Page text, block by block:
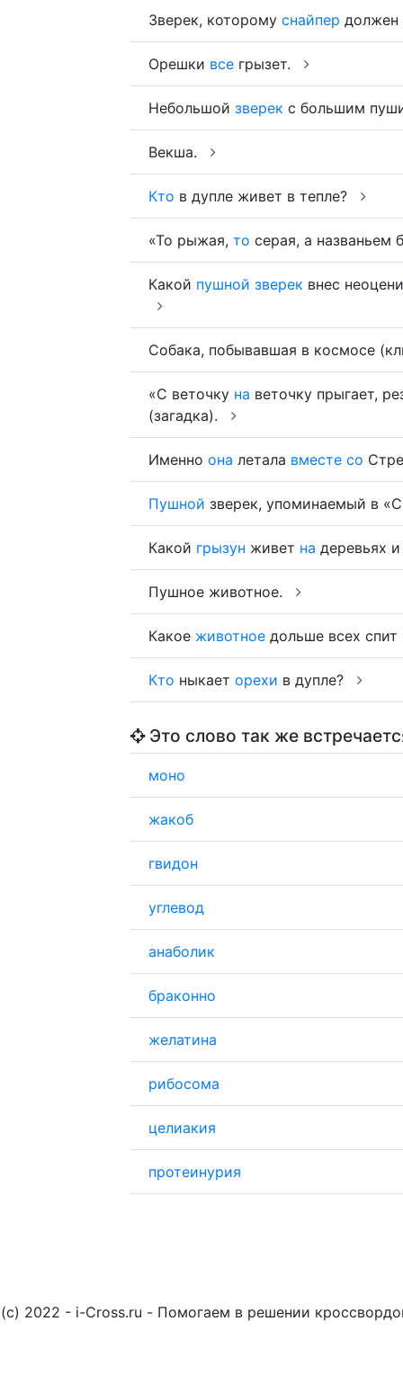
Зверек, которому снайпер должен
Орешки все грызет.
Небольшой зверек с большим
Векша.
Кто в дупле живет в тепле?
«То рыжая, то серая, а названьем
Какой пушной зверек внес
Собака, побывавшая в космосе
«С веточку на веточку прыгает,
(загадка).
Именно она летала вместе со
Пушной зверек, упоминаемый в
Какой грызун живет на деревьях
Пушное животное.
Какое животное дольше всех
Кто ныкает орехи в дупле?
Это слово так же
моно
жакоб
гвидон
углевод
анаболик
браконно
желатина
рибосома
целиакия
протеинурия
(c) 2022 - i-Cross.ru - Помогаем в решении